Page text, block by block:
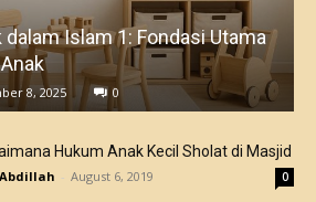
dalam Islam 1: Fondasi Utama
8, 2025 0
Hukum Anak Kecil Sholat di Masjid
- August 6, 2019 0